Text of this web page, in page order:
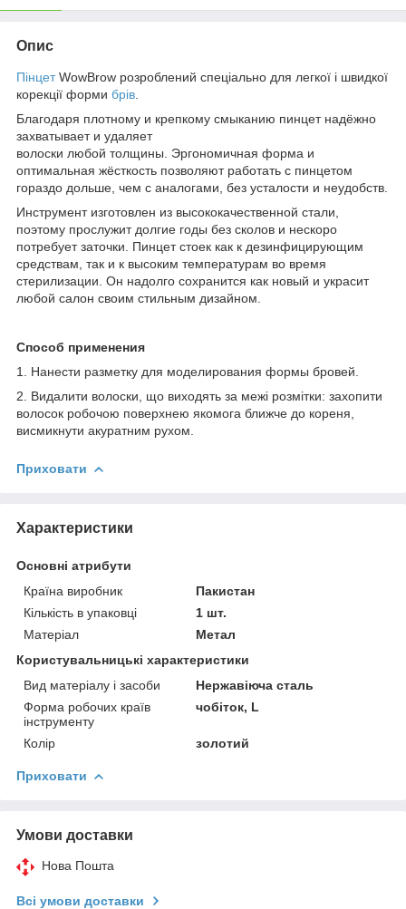
Опис
ПінцетWowBrow розроблений спеціально для легкої і швидкої
корекції форми брів
Благодаря плотному и крепкому смыканию пинцет надёжно
захватывает и удаляет
волоски любой толщины. Эргономичная форма и
оптимальная жёсткость позволяют работать с пинцетом
гораздо дольше, чем с аналогами, без усталости и неудобств.
Инструмент изготовлен из высококачественной стали,
поэтому прослужит долгие годы без сколов и нескоро
потребует заточки. Пинцет стоек как к дезинфицирующим
средствам, так и к высоким температурам во время
стерилизации. Он надолго сохранится как новый и украсит
любой салон своим стильным дизайном.
Способ применения
1. Нанести разметку для моделирования формы бровей.
2. Видалити волоски, що виходять за межі розмітки: захопити
волосок робочою поверхнею якомога ближче до кореня,
висмикнути акуратним рухом.
Приховати
Характеристики
Основні атрибути
Країна виробник
Пакистан
Кількість в упаковці
1 шт.
Матеріал
Метал
Користувальницькі характеристики
Вид матеріалу і засоби
Нержавіюча сталь
Форма робочих країв
інструменту
чобіток, L
Колір золотий
Приховати
Умови доставки
Нова Пошта
Всі умови доставки